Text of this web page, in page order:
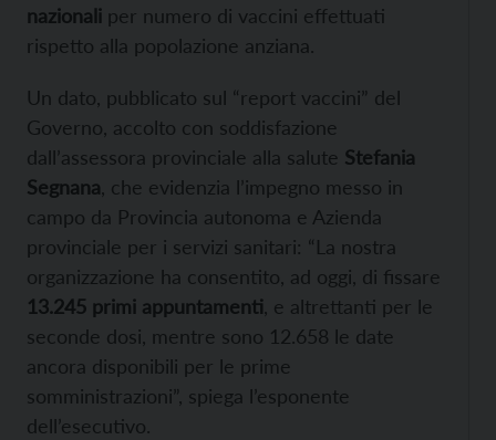
nazionali per numero di vaccini effettuati
rispetto alla popolazione anziana.
Un dato, pubblicato sul “report vaccini” del
Governo, accolto con soddisfazione
dall’assessora provinciale alla salute Stefania
Segnana , che evidenzia l’impegno messo in
campo da Provincia autonoma e Azienda
provinciale per i servizi sanitari: “La nostra
organizzazione ha consentito, ad oggi, di fissare
13.245 primi appuntamenti , e altrettanti per le
seconde dosi, mentre sono 12.658 le date
ancora disponibili per le prime
somministrazioni”, spiega l’esponente
dell’esecutivo.